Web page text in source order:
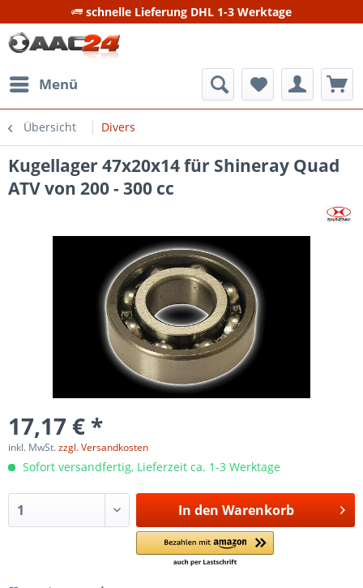
schnelle Lieferung DHL 1-3 Werktage
Menü
Übersicht Divers
Kugellager 47x20x14 für Shineray Quad
ATV von 200 - 300 cc
17,17 € *
inkl. MwSt.zzgl. Versandkosten
Sofort versandfertig, Lieferzeit ca. 1-3 Werktage
In den Warenkorb